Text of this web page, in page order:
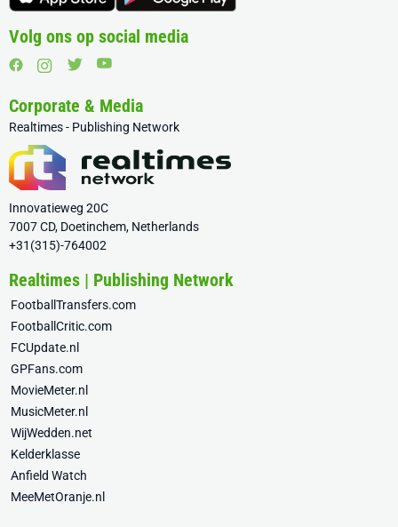
Volg ons op social media
Corporate & Media
Realtimes - Publishing Network
Innovatieweg 20C
7007 CD, Doetinchem, Netherlands
+31(315)-764002
Realtimes | Publishing Network
FootballTransfers.com
FootballCritic.com
FCUpdate.nl
GPFans.com
MovieMeter.nl
MusicMeter.nl
WijWedden.net
Kelderklasse
Anfield Watch
MeeMetOranje.nl